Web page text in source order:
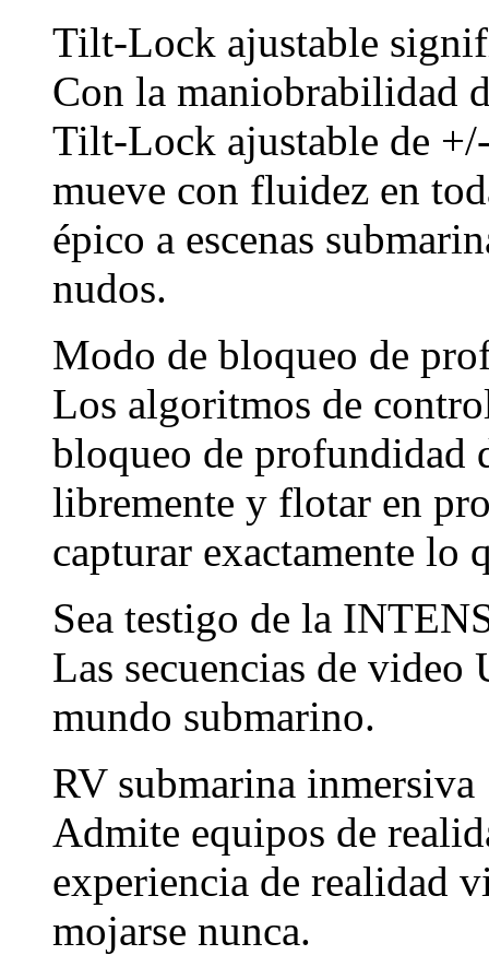
Tilt-Lock ajustable
Con la maniobrabilidad
Tilt-Lock ajustable de
mueve con fluidez en
épico a escenas
nudos.
Modo de bloqueo de
Los algoritmos de
bloqueo de profundidad
libremente y flotar en
capturar exactamente lo
Sea testigo de la
Las secuencias de
mundo submarino.
RV submarina inmersiva
Admite equipos de
experiencia de realidad
mojarse nunca.